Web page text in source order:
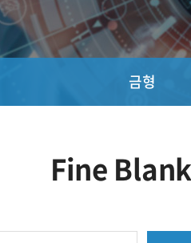
금형
Fine